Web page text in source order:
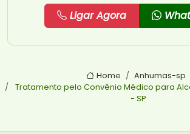
Ligar Agora
Home
Anhumas-sp
Tratamento pelo Convênio Médico para
- SP